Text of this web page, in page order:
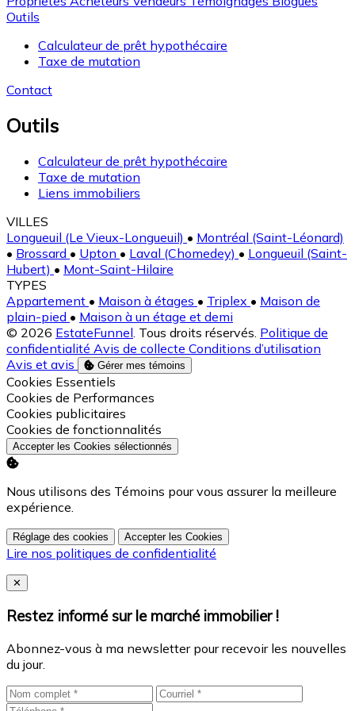
Outils
Calculateur de prêt hypothécaire
Taxe de mutation
Contact
Outils
Calculateur de prêt hypothécaire
Taxe de mutation
Liens immobiliers
VILLES
Longueuil (Le Vieux-Longueuil) • Montréal (Saint-Léonard)
• Brossard • Upton • Laval (Chomedey) • Longueuil (Saint-
Hubert) • Mont-Saint-Hilaire
TYPES
Appartement • Maison à étages • Triplex • Maison de
plain-pied • Maison à un étage et demi
© 2026 EstateFunnel. Tous droits réservés. Politique de
confidentialité Avis de collecte Conditions d’utilisation
Avis et avis
Gérer mes témoins
Activer
Cookies Essentiels
Activer
Cookies de Performances
Activer
Cookies publicitaires
Activer
Cookies de fonctionnalités
Accepter les Cookies sélectionnés
Nous utilisons des Témoins pour vous assurer la meilleure
expérience.
Réglage des cookies Accepter les Cookies
Lire nos politiques de confidentialité
Close
✕
Restez informé sur le marché immobilier !
Abonnez-vous à ma newsletter pour recevoir les nouvelles
du jour.